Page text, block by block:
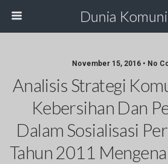
Dunia
November 15, 2016 • No
Analisis Strategi
Kebersihan Dan
Dalam Sosialisasi
Tahun 2011